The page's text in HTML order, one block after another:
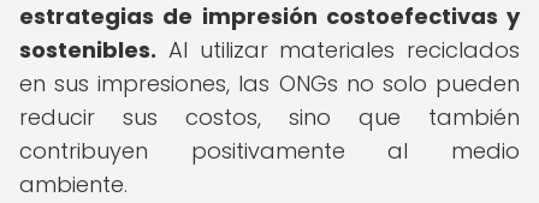
estrategias de impresión costoefectivas y
sostenibles. Al utilizar materiales reciclados
en sus impresiones, las ONGs no solo pueden
reducir sus costos, sino que también
contribuyen positivamente al medio
ambiente.